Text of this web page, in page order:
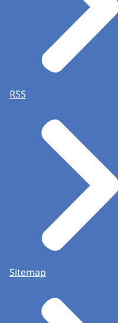
RSS
Sitemap